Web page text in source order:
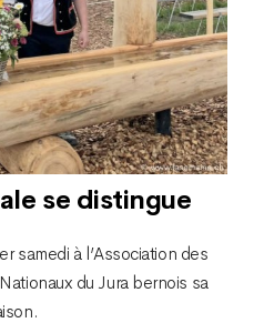
se distingue
samedi à l’Association des
du Jura bernois sa